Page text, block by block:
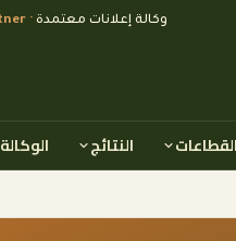
وكالة إعلانات معتمدة · Google Partner ·
القطاعات النتائج الوكالة